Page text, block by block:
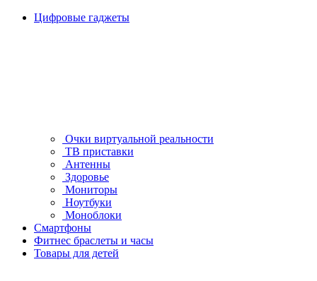
Цифровые гаджеты
Очки виртуальной реальности
ТВ приставки
Антенны
Здоровье
Мониторы
Ноутбуки
Моноблоки
Смартфоны
Фитнес браслеты и часы
Товары для детей